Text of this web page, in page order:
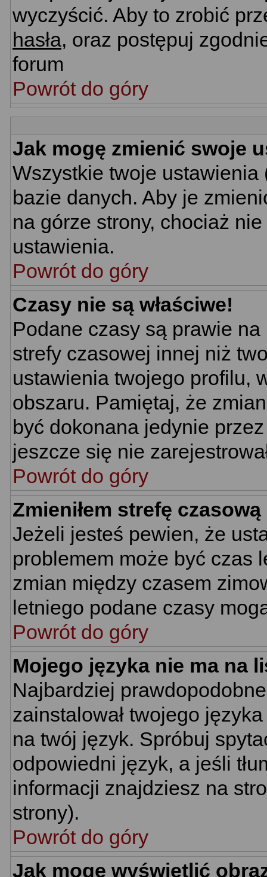
wyczyścić. Aby to zrobić
hasła, oraz postępuj
forum
Powrót do góry
Jak mogę zmienić swoje
Wszystkie twoje
bazie danych. Aby je
na górze strony, chociaż
ustawienia.
Powrót do góry
Czasy nie są właściwe!
Podane czasy są prawie
strefy czasowej innej niż
ustawienia twojego profilu,
obszaru. Pamiętaj, że
być dokonana jedynie
jeszcze się nie
Powrót do góry
Zmieniłem strefę
Jeżeli jesteś pewien, że
problemem może być czas
zmian między czasem
letniego podane czasy
Powrót do góry
Mojego języka nie ma na
Najbardziej
zainstalował twojego
na twój język. Spróbuj
odpowiedni język, a jeśli
informacji znajdziesz na
strony).
Powrót do góry
Jak mogę wyświetlić